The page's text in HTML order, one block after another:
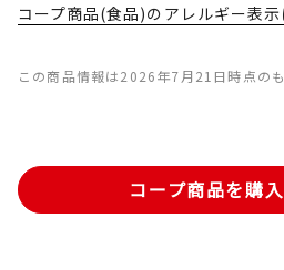
コープ商品(食品)のアレルギー表
この商品情報は2026年7月21日時点のも
コープ商品を購